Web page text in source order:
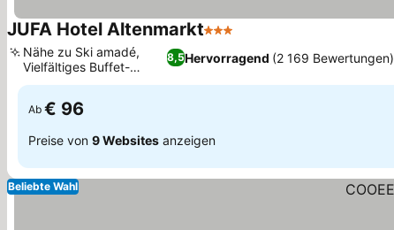
JUFA Hotel Altenmarkt3 Sterne
8,5Hervorragend (2 169 Bewertungen)
Nähe zu Ski amadé,
Vielfältiges Buffet-
Angebot
Ab € 96
Preise von 9 Websites anzeigen
Beliebte Wahl